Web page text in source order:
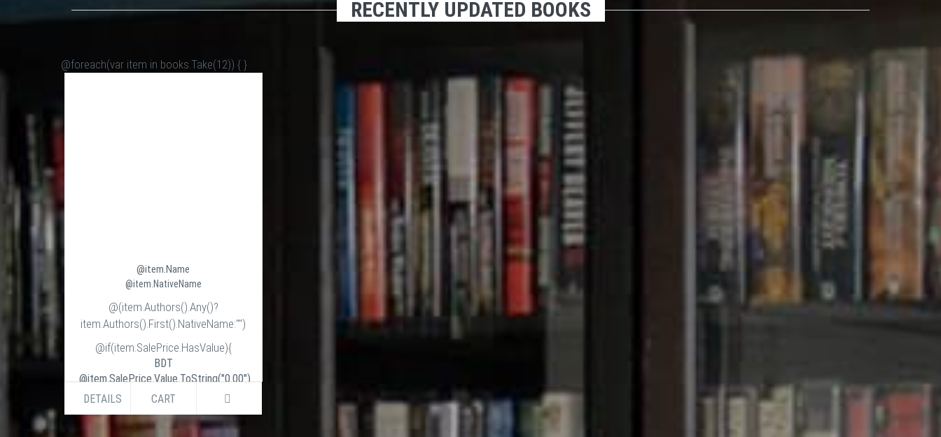
RECENTLY UPDATED BOOKS
@foreach(var item in books.Take(12)) { }
@item.Name
@item.NativeName
@(item.Authors().Any()?
item.Authors().First().NativeName:"")
@if(item.SalePrice.HasValue){
BDT
@item.SalePrice.Value.ToString("0.00")
BDT
}else if (item.ListPrice.HasValue) {
DETAILS CART